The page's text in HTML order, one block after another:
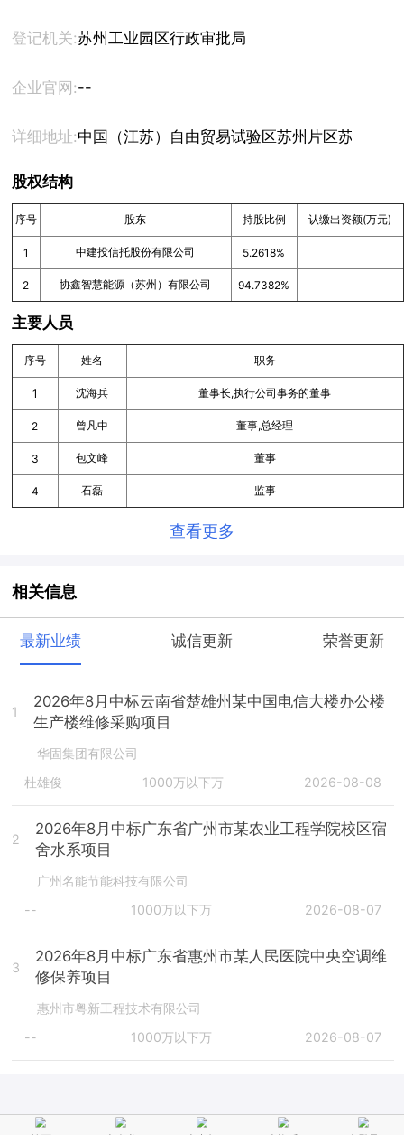
登记机关:苏州工业园区行政审批局
企业官网:--
详细地址:中国（江苏）自由贸易试验区苏州片区苏州工
股权结构
序号 股东 持股比例 认缴出资额(万元)
1 中建投信托股份有限公司 5.2618%
2 协鑫智慧能源（苏州）有限公司 94.7382%
主要人员
序号 姓名 职务
1 沈海兵 董事长,执行公司事务的董事
2 曾凡中 董事,总经理
3 包文峰 董事
4 石磊 监事
查看更多
相关信息
最新业绩 诚信更新 荣誉更新
1
2026年8月中标云南省楚雄州某中国电信大楼办公楼
生产楼维修采购项目
华固集团有限公司
杜雄俊
1000万以下万 2026-08-08
2
2026年8月中标广东省广州市某农业工程学院校区宿
舍水系项目
广州名能节能科技有限公司
--
1000万以下万 2026-08-07
3
2026年8月中标广东省惠州市某人民医院中央空调维
修保养项目
惠州市粤新工程技术有限公司
--
1000万以下万 2026-08-07